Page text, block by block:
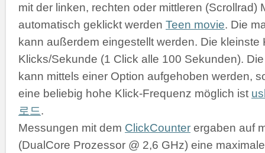
mit der linken, rechten oder mittleren (Scrollrad)
automatisch geklickt werden Teen movie. Die
kann außerdem eingestellt werden. Die kleinste
Klicks/Sekunde (1 Click alle 100 Sekunden).
kann mittels einer Option aufgehoben werden,
eine beliebig hohe Klick-Frequenz möglich ist
로드.
Messungen mit dem ClickCounter ergaben auf
(DualCore Prozessor @ 2,6 GHz) eine